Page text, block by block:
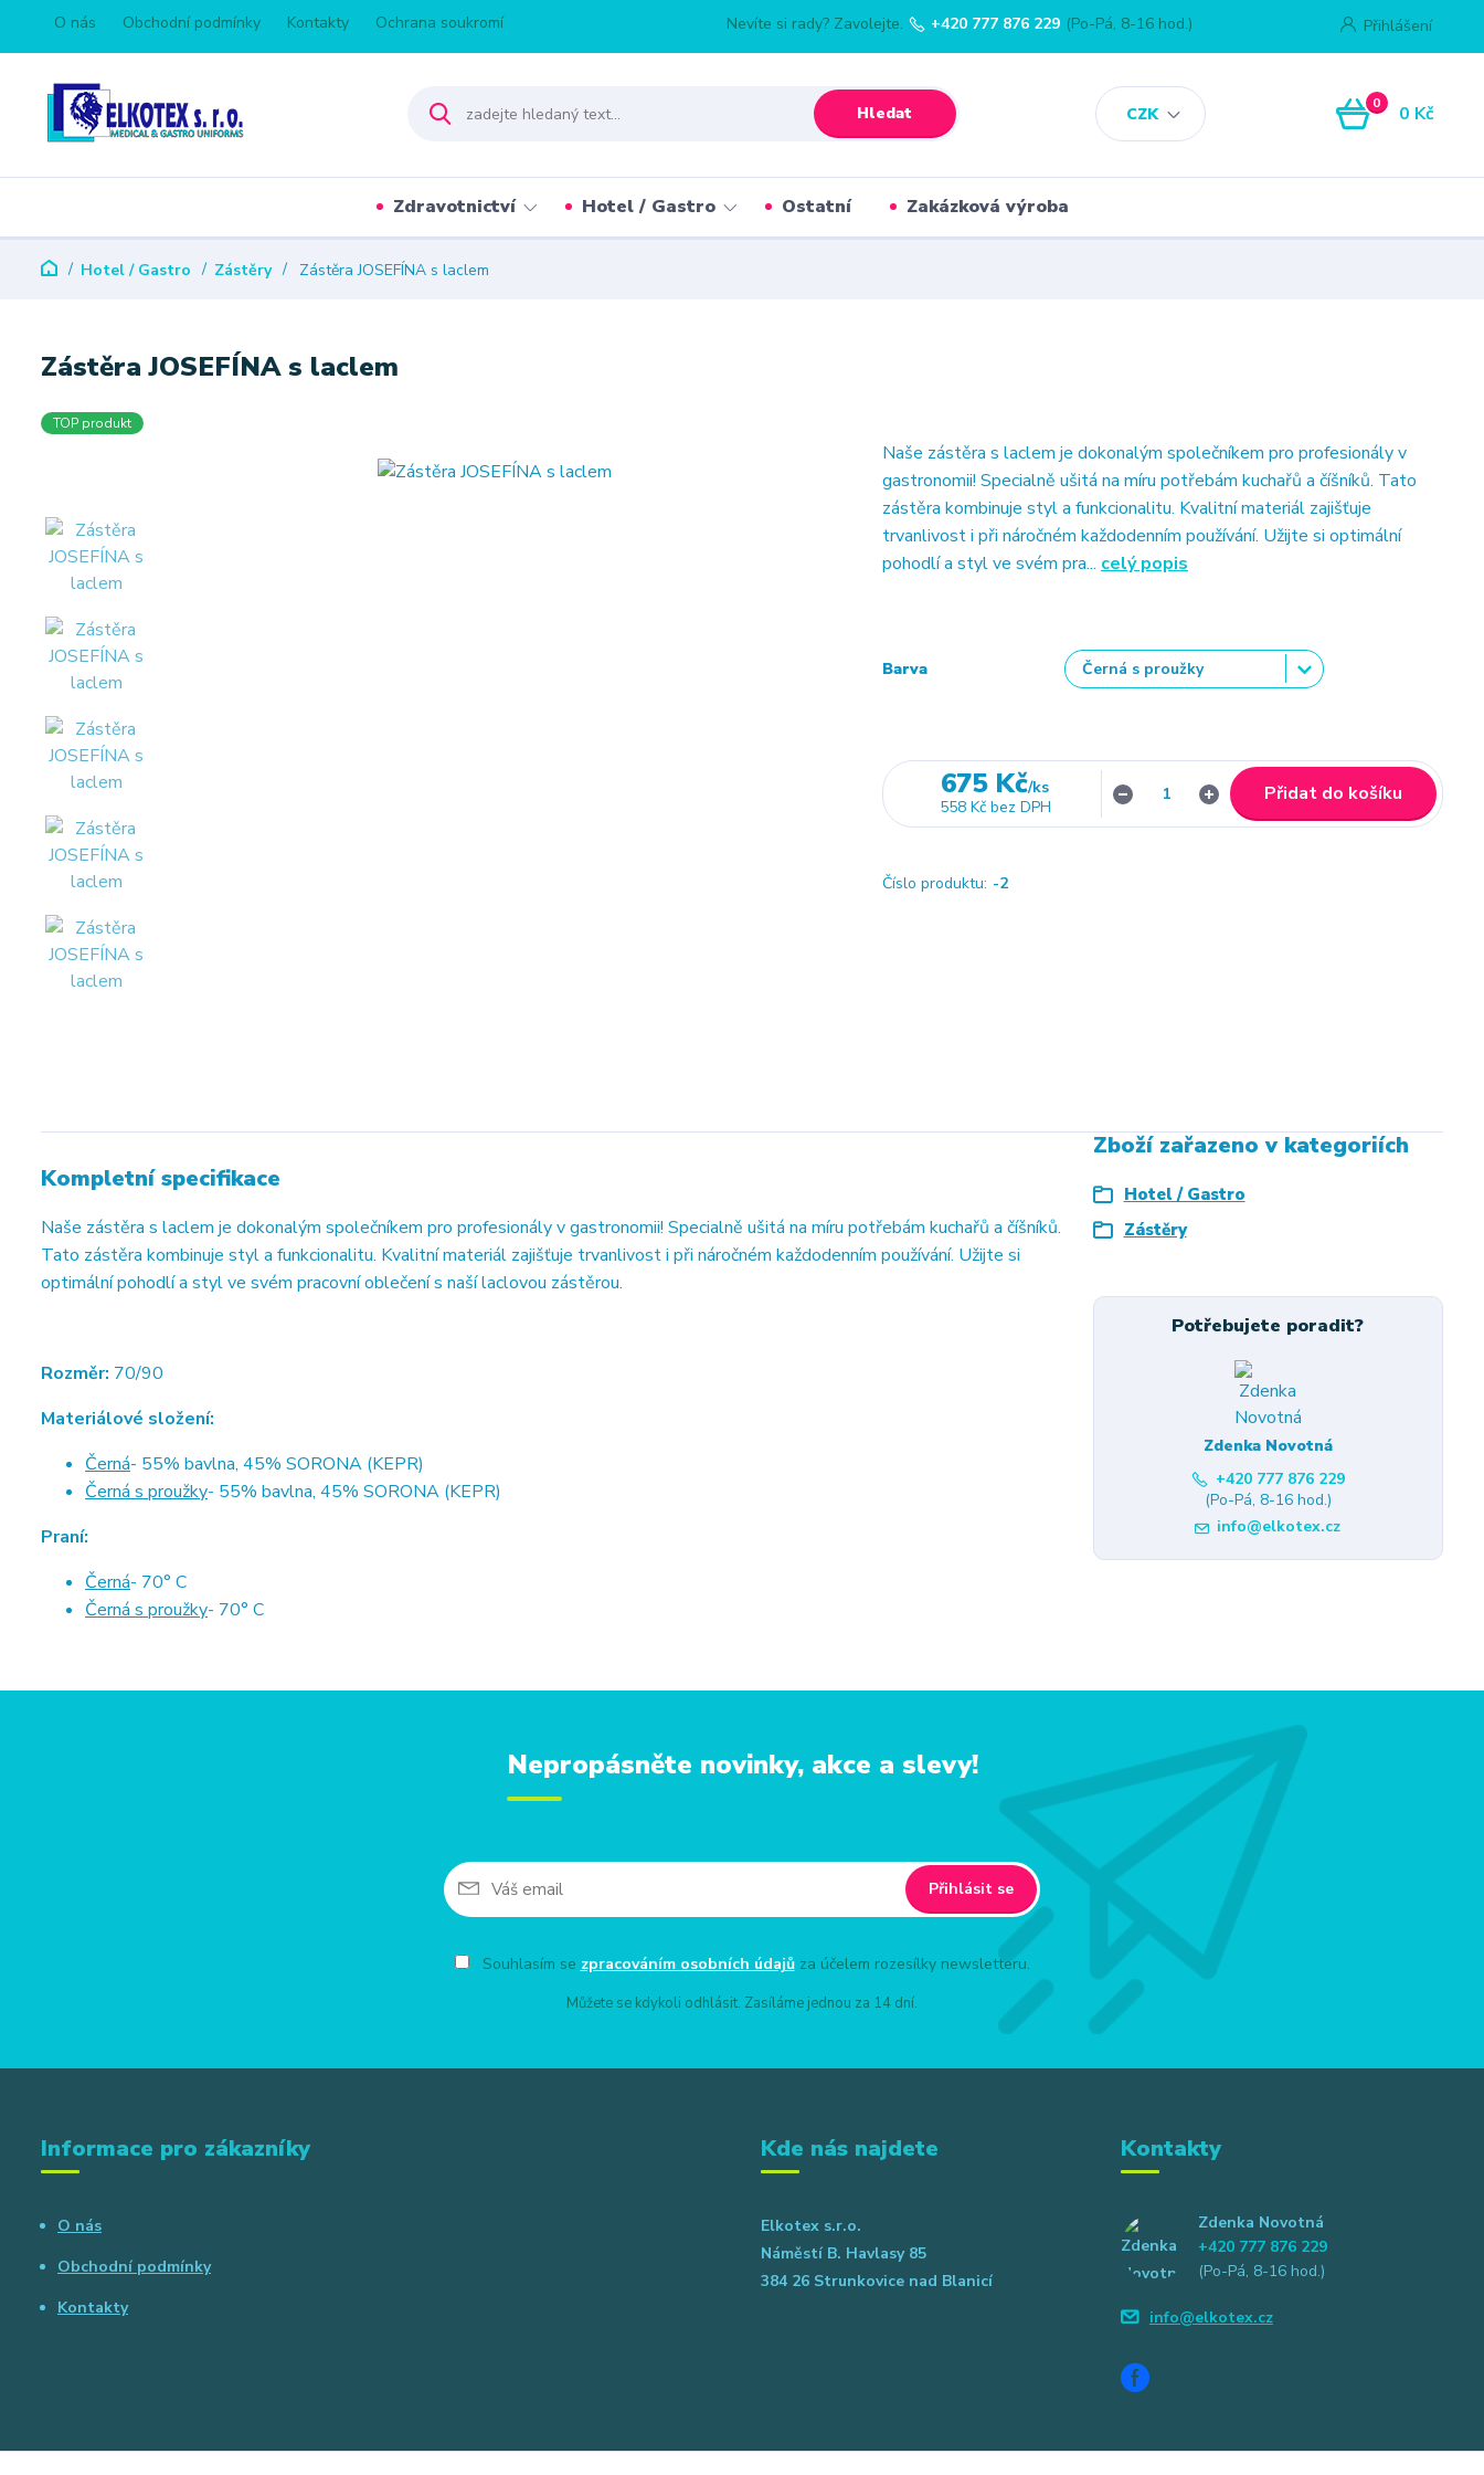
O nás Obchodní podmínky Kontakty Ochrana soukromí
CZK
Přihlášení
Hledat
Nevíte si rady? Zavolejte. +420 777 876 229 (Po-Pá, 8-16 hod.)
0 0 Kč
Zdravotnictví Hotel / Gastro Ostatní Zakázková výroba
Hotel / Gastro Zástěry Zástěra JOSEFÍNA s laclem
Zástěra JOSEFÍNA s laclem
TOP produkt
Naše zástěra s laclem je dokonalým společníkem pro profesionály v
gastronomii! Specialně ušitá na míru potřebám kuchařů a číšníků. Tato
zástěra kombinuje styl a funkcionalitu. Kvalitní materiál zajišťuje
trvanlivost i při náročném každodenním používání. Užijte si optimální
pohodlí a styl ve svém pra... celý popis
Barva
675 Kč/ks
558 Kč bez DPH
Přidat do košíku
Číslo produktu: -2
Kompletní specifikace
Naše zástěra s laclem je dokonalým společníkem pro profesionály v gastronomii! Specialně ušitá na míru potřebám kuchařů a číšníků.
Tato zástěra kombinuje styl a funkcionalitu. Kvalitní materiál zajišťuje trvanlivost i při náročném každodenním používání. Užijte si
optimální pohodlí a styl ve svém pracovní oblečení s naší laclovou zástěrou.
Rozměr: 70/90
Materiálové složení:
Černá- 55% bavlna, 45% SORONA (KEPR)
Černá s proužky- 55% bavlna, 45% SORONA (KEPR)
Praní:
Černá- 70° C
Černá s proužky- 70° C
Zboží zařazeno v kategoriích
Hotel / Gastro
Zástěry
Potřebujete poradit?
Zdenka Novotná
+420 777 876 229
(Po-Pá, 8-16 hod.)
info@elkotex.cz
Nepropásněte novinky, akce a slevy!
Přihlásit se
Souhlasím se zpracováním osobních údajůza účelem rozesílky newsletteru.
Můžete se kdykoli odhlásit. Zasíláme jednou za 14 dní.
Informace pro zákazníky
O nás
Obchodní podmínky
Kontakty
Kde nás najdete
Elkotex s.r.o.
Náměstí B. Havlasy 85
384 26 Strunkovice nad Blanicí
Kontakty
Zdenka Novotná
+420 777 876 229
(Po-Pá, 8-16 hod.)
info@elkotex.cz